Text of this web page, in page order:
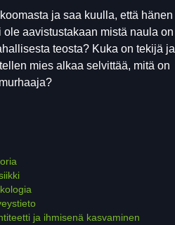
ja saa kuulla, että hänen
aavistustakaan mistä naula on
teosta? Kuka on tekijä ja
mies alkaa selvittää, mitä on
ja ihmisenä kasvaminen